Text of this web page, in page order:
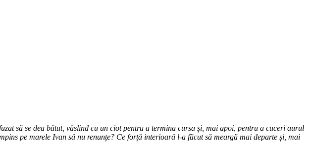
să se dea bătut, vâslind cu un ciot pentru a termina cursa și, mai apoi, pentru a cuceri aurul
pe marele Ivan să nu renunțe? Ce forță interioară l-a făcut să meargă mai departe și, mai